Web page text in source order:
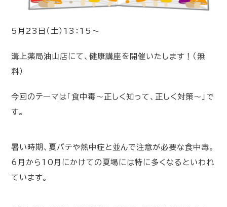
5月23日（土）13：15～
溝上薬局油山店にて、健康講座を開催いたします！（無
料）
今回のテーマは「食中毒～正しく知って、正しく対策～」で
す。
暑い時期、夏バテや熱中症と並んで注意が必要な食中毒。
6月から10月にかけての夏場には特に多くなるといわれ
ています。